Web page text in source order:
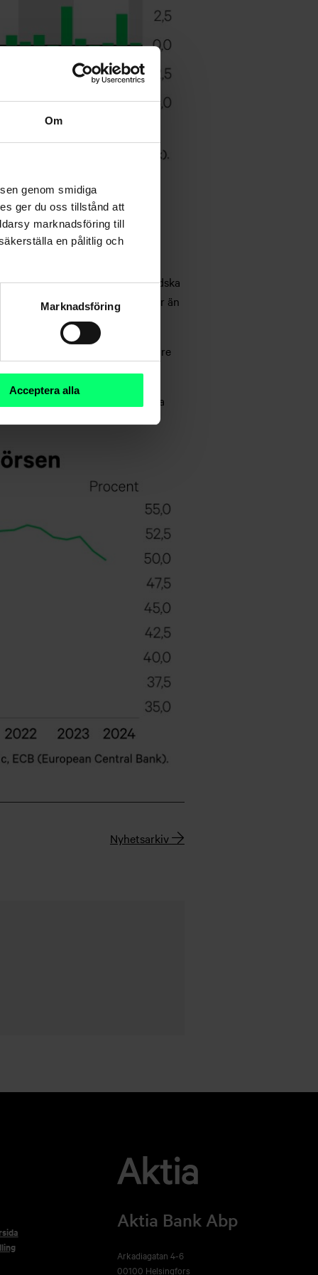
Om
genom smidiga
ger du oss tillstånd att
marknadsföring till
en pålitlig och
Marknadsföring
Acceptera alla
hos några stora finländska
marknadsvärde står för mer än
emellertid ökat. Den lägre
mot Ukraina verkar inte ha
Nyhetsarkiv
Aktia Bank Abp
Arkadiagatan 4-6
00100 Helsingfors